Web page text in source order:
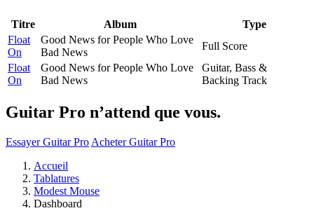
Titre Album
Type
Float
On
Good News for People Who Love
Bad News
Full Score
Float
On
Good News for People Who Love
Bad News
Guitar, Bass &
Backing Track
Guitar Pro n’attend que vous.
Essayer Guitar Pro Acheter Guitar Pro
Accueil
Tablatures
Modest Mouse
Dashboard